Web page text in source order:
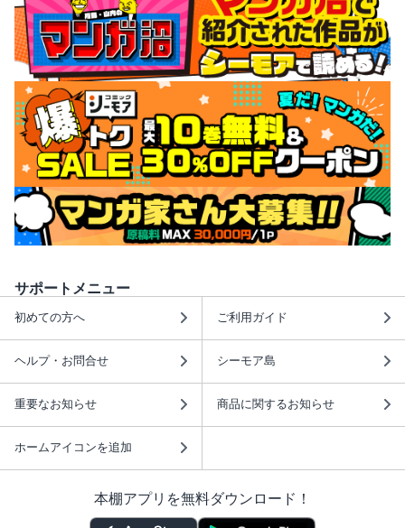
サポートメニュー
初めての方へ ご利用ガイド
ヘルプ・お問合せ シーモア島
重要なお知らせ 商品に関するお知らせ
ホームアイコンを追加
本棚アプリを無料ダウンロード！